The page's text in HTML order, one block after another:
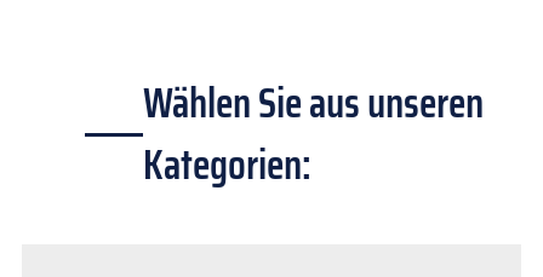
Wählen Sie aus unseren
Kategorien: